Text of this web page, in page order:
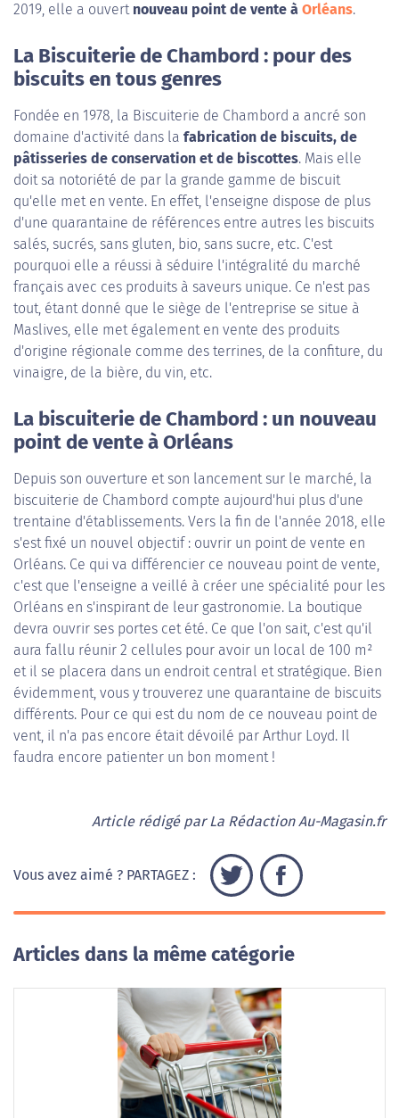
2019, elle a ouvert nouveau point de vente à Orléans.
La Biscuiterie de Chambord : pour des
biscuits en tous genres
Fondée en 1978, la Biscuiterie de Chambord a ancré son
domaine d'activité dans la fabrication de biscuits, de
pâtisseries de conservation et de biscottes. Mais elle
doit sa notoriété de par la grande gamme de biscuit
qu'elle met en vente. En effet, l'enseigne dispose de plus
d'une quarantaine de références entre autres les biscuits
salés, sucrés, sans gluten, bio, sans sucre, etc. C'est
pourquoi elle a réussi à séduire l'intégralité du marché
français avec ces produits à saveurs unique. Ce n'est pas
tout, étant donné que le siège de l'entreprise se situe à
Maslives, elle met également en vente des produits
d'origine régionale comme des terrines, de la confiture, du
vinaigre, de la bière, du vin, etc.
La biscuiterie de Chambord : un nouveau
point de vente à Orléans
Depuis son ouverture et son lancement sur le marché, la
biscuiterie de Chambord compte aujourd'hui plus d'une
trentaine d'établissements. Vers la fin de l'année 2018, elle
s'est fixé un nouvel objectif : ouvrir un point de vente en
Orléans. Ce qui va différencier ce nouveau point de vente,
c'est que l'enseigne a veillé à créer une spécialité pour les
Orléans en s'inspirant de leur gastronomie. La boutique
devra ouvrir ses portes cet été. Ce que l'on sait, c'est qu'il
aura fallu réunir 2 cellules pour avoir un local de 100 m²
et il se placera dans un endroit central et stratégique. Bien
évidemment, vous y trouverez une quarantaine de biscuits
différents. Pour ce qui est du nom de ce nouveau point de
vent, il n'a pas encore était dévoilé par Arthur Loyd. Il
faudra encore patienter un bon moment !
Article rédigé par La Rédaction Au-Magasin.fr
Vous avez aimé ? PARTAGEZ :
Articles dans la même catégorie